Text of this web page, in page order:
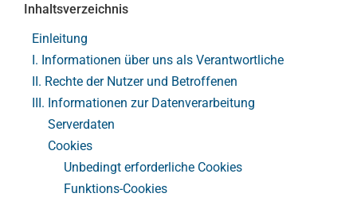
Inhaltsverzeichnis
Einleitung
I. Informationen über uns als Verantwortliche
II. Rechte der Nutzer und Betroffenen
III. Informationen zur Datenverarbeitung
Serverdaten
Cookies
Unbedingt erforderliche Cookies
Funktions-Cookies